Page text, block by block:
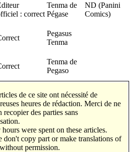
: correct
Tenma de
Pégase
ND (Panini
Comics)
Pegasus
Tenma
Tenma de
Pegaso
de ce site ont nécessité de
heures de rédaction. Merci de ne
recopier des parties sans
were spent on these articles.
don't copy part or make translations of
permission.